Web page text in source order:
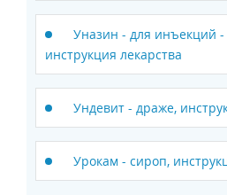
Уназин - для инъекций
инструкция лекарства
Ундевит - драже,
Урокам - сироп,